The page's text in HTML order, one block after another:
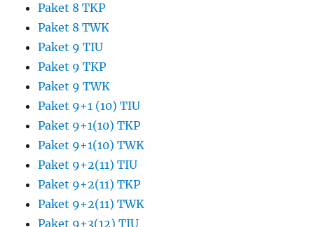
Paket 8 TKP
Paket 8 TWK
Paket 9 TIU
Paket 9 TKP
Paket 9 TWK
Paket 9+1 (10) TIU
Paket 9+1(10) TKP
Paket 9+1(10) TWK
Paket 9+2(11) TIU
Paket 9+2(11) TKP
Paket 9+2(11) TWK
Paket 9+3(12) TIU